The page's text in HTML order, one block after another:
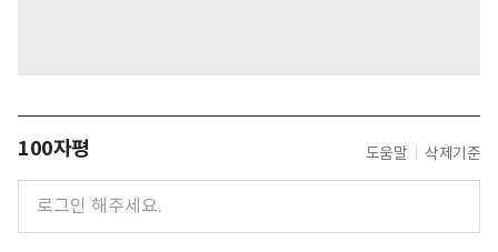
100자평 도움말 삭제기준